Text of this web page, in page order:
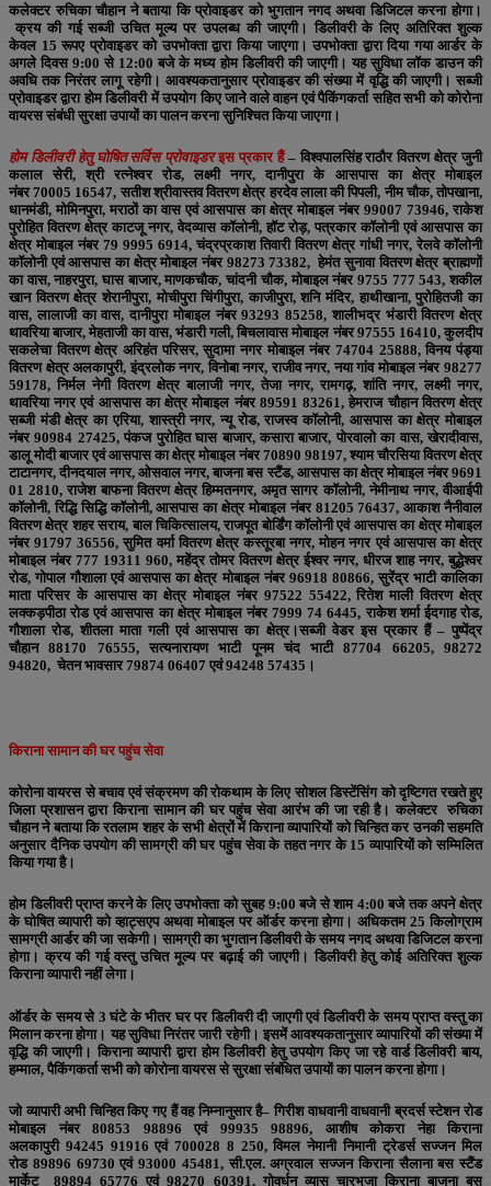
कलेक्टर रुचिका चौहान ने बताया कि प्रोवाइडर को भुगतान नगद अथवा डिजिटल करना होगा।
क्रय की गई सब्जी उचित मूल्य पर उपलब्ध की जाएगी। डिलीवरी के लिए अतिरिक्त शुल्क
केवल 15रूपए प्रोवाइडर को उपभोक्ता द्वारा किया जाएगा। उपभोक्ता द्वारा दिया गया आर्डर के
अगले दिवस9:00से 12:00बजे के मध्य होम डिलीवरी की जाएगी। यह सुविधा लॉक डाउन की
अवधि तक निरंतर लागू रहेगी। आवश्यकतानुसार प्रोवाइडर की संख्या में वृद्धि की जाएगी। सब्जी
प्रोवाइडर द्वारा होम डिलीवरी में उपयोग किए जाने वाले वाहन एवं पैकिंगकर्ता सहित सभी को कोरोना
वायरस संबंधी सुरक्षा उपायों का पालन करना सुनिश्चित किया जाएगा।
होम डिलीवरी हेतु घोषित सर्विस प्रोवाइडरइस प्रकार हैं –विश्वपालसिंह राठौर वितरण क्षेत्र जुनी
कलाल सेरी, श्री रत्नेश्वर रोड, लक्ष्मी नगर, दानीपुरा के आसपास का क्षेत्र मोबाइल
नंबर70005 16547, सतीश श्रीवास्तव वितरण क्षेत्र हरदेव लाला की पिपली, नीम चौक, तोपखाना,
धानमंडी, मोमिनपुरा, मराठों का वास एवं आसपास का क्षेत्र मोबाइल नंबर 99007 73946, राकेश
पुरोहित वितरण क्षेत्र काटजू नगर, वेदव्यास कॉलोनी, हॉट रोड़, पत्रकार कॉलोनी एवं आसपास का
क्षेत्र मोबाइल नंबर 79 9995 6914, चंद्रप्रकाश तिवारी वितरण क्षेत्र गांधी नगर, रेलवे कॉलोनी
कॉलोनी एवं आसपास का क्षेत्र मोबाइल नंबर 98273 73382, हेमंत सुनावा वितरण क्षेत्र ब्राह्मणों
का वास, नाहरपुरा, घास बाजार, माणकचौक, चांदनी चौक, मोबाइल नंबर 9755 777 543, शकील
खान वितरण क्षेत्र शेरानीपुरा, मोचीपुरा चिंगीपुरा, काजीपुरा, शनि मंदिर, हाथीखाना, पुरोहितजी का
वास, लालाजी का वास, दानीपुरा मोबाइल नंबर93293 85258, शालीभद्र भंडारी वितरण क्षेत्र
थावरिया बाजार, मेहताजी का वास, भंडारी गली, बिचलावास मोबाइल नंबर97555 16410, कुलदीप
सकलेचा वितरण क्षेत्र अरिहंत परिसर, सुदामा नगर मोबाइल नंबर 74704 25888, विनय पंड्या
वितरण क्षेत्र अलकापुरी, इंद्रलोक नगर, विनोबा नगर, राजीव नगर, नया गांव मोबाइल नंबर 98277
59178, निर्मल नेगी वितरण क्षेत्र बालाजी नगर, तेजा नगर, रामगढ़, शांति नगर, लक्ष्मी नगर,
थावरिया नगर एवं आसपास का क्षेत्र मोबाइल नंबर 89591 83261, हेमराज चौहान वितरण क्षेत्र
सब्जी मंडी क्षेत्र का एरिया, शास्त्री नगर, न्यू रोड, राजस्व कॉलोनी, आसपास का क्षेत्र मोबाइल
नंबर90984 27425, पंकज पुरोहित घास बाजार, कसारा बाजार, पोरवालो का वास, खेरादीवास,
डालू मोदी बाजार एवं आसपास का क्षेत्र मोबाइल नंबर70890 98197, श्याम चौरसिया वितरण क्षेत्र
टाटानगर, दीनदयाल नगर, ओसवाल नगर, बाजना बस स्टैंड, आसपास का क्षेत्र मोबाइल नंबर9691
01 2810, राजेश बाफना वितरण क्षेत्र हिम्मतनगर, अमृत सागर कॉलोनी, नेमीनाथ नगर, वीआईपी
कॉलोनी, रिद्धि सिद्धि कॉलोनी, आसपास का क्षेत्र मोबाइल नंबर 81205 76437, आकाश नैनीवाल
वितरण क्षेत्र शहर सराय, बाल चिकित्सालय, राजपूत बोर्डिंग कॉलोनी एवं आसपास का क्षेत्र मोबाइल
नंबर91797 36556, सुमित वर्मा वितरण क्षेत्र कस्तूरबा नगर, मोहन नगर एवं आसपास का क्षेत्र
मोबाइल नंबर 777 19311 960, महेंद्र तोमर वितरण क्षेत्र ईश्वर नगर, धीरज शाह नगर, बुद्धेश्वर
रोड, गोपाल गौशाला एवं आसपास का क्षेत्र मोबाइल नंबर 96918 80866, सुरेंद्र भाटी कालिका
माता परिसर के आसपास का क्षेत्र मोबाइल नंबर 97522 55422, रितेश माली वितरण क्षेत्र
लक्कड़पीठा रोड एवं आसपास का क्षेत्र मोबाइल नंबर7999 74 6445, राकेश शर्मा ईदगाह रोड,
गौशाला रोड, शीतला माता गली एवं आसपास का क्षेत्र।सब्जी वेडर इस प्रकार हैं – पुष्पेंद्र
चौहान88170 76555, सत्यनारायण भाटी पूनम चंद भाटी87704 66205,98272
94820, चेतन भावसार79874 06407 एवं94248 57435 ।
किराना सामान की घर पहुंच सेवा
कोरोना वायरस से बचाव एवं संक्रमण की रोकथाम के लिए सोशल डिस्टेंसिंग को दृष्टिगत रखते हुए
जिला प्रशासन द्वारा किराना सामान की घर पहुंच सेवा आरंभ की जा रही है। कलेक्टर रुचिका
चौहान ने बताया कि रतलाम शहर के सभी क्षेत्रों में किराना व्यापारियों को चिन्हित कर उनकी सहमति
अनुसार दैनिक उपयोग की सामग्री की घर पहुंच सेवा के तहत नगर के 15 व्यापारियों को सम्मिलित
किया गया है।
होम डिलीवरी प्राप्त करने के लिए उपभोक्ता को सुबह 9:00बजे से शाम 4:00बजे तक अपने क्षेत्र
के घोषित व्यापारी को व्हाट्सएप अथवा मोबाइल पर ऑर्डर करना होगा। अधिकतम 25 किलोग्राम
सामग्री आर्डर की जा सकेगी। सामग्री का भुगतान डिलीवरी के समय नगद अथवा डिजिटल करना
होगा। क्रय की गई वस्तु उचित मूल्य पर बढ़ाईकी जाएगी। डिलीवरी हेतु कोई अतिरिक्त शुल्क
किराना व्यापारी नहीं लेगा।
ऑर्डर के समय से 3 घंटे के भीतर घर पर डिलीवरी दी जाएगी एवं डिलीवरी के समय प्राप्त वस्तु का
मिलान करना होगा। यह सुविधा निरंतर जारी रहेगी। इसमें आवश्यकतानुसार व्यापारियों की संख्या में
वृद्धि की जाएगी। किराना व्यापारी द्वारा होम डिलीवरी हेतु उपयोग किए जा रहे वार्ड डिलीवरी बाय,
हम्माल, पैकिंगकर्ता सभी को कोरोना वायरस से सुरक्षा संबंधित उपायों का पालन करना होगा।
जो व्यापारी अभी चिन्हित किए गए हैं वह निम्नानुसार है– गिरीश वाधवानी वाधवानी ब्रदर्स स्टेशन रोड
मोबाइल नंबर 80853 98896 एवं 99935 98896, आशीष कोकरा नेहा किराना
अलकापुरी 94245 91916एवं 700028 8 250,विमल नेमानी निमानी ट्रेडर्स सज्जन मिल
रोड 89896 69730एवं 93000 45481, सी.एल.अग्रवाल सज्जन किराना सैलाना बस स्टैंड
मार्केट89894 65776एवं98270 60391, गोवर्धन व्यास चारभुजा किराना बाजना बस